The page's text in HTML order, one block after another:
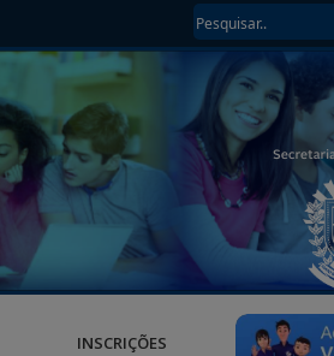
INSCRIÇÕES